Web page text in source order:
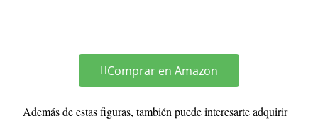
Comprar en Amazon
Además de estas figuras, también puede interesarte adquirir